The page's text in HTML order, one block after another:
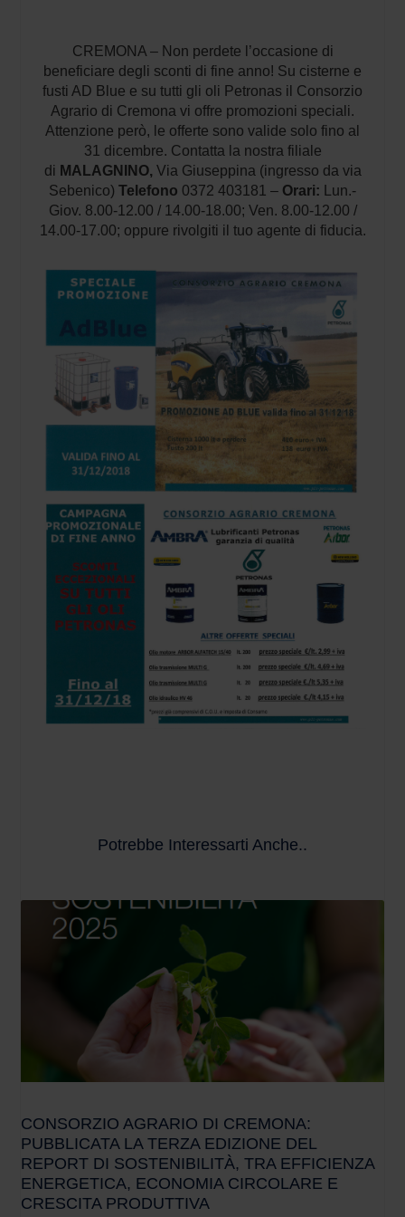
CREMONA – Non perdete l’occasione di
beneficiare degli sconti di fine anno! Su cisterne e
fusti AD Blue e su tutti gli oli Petronas il Consorzio
Agrario di Cremona vi offre promozioni speciali.
Attenzione però, le offerte sono valide solo fino al
31 dicembre. Contatta la nostra filiale
di MALAGNINO, Via Giuseppina (ingresso da via
Sebenico) Telefono 0372 403181 – Orari:
Lun.-
Giov. 8.00-12.00 / 14.00-18.00; Ven. 8.00-12.00 /
14.00-17.00; oppure rivolgiti il tuo agente di fiducia.
Potrebbe Interessarti Anche..
CONSORZIO AGRARIO DI CREMONA:
PUBBLICATA LA TERZA EDIZIONE DEL
REPORT DI SOSTENIBILITÀ, TRA EFFICIENZA
ENERGETICA, ECONOMIA CIRCOLARE E
CRESCITA PRODUTTIVA